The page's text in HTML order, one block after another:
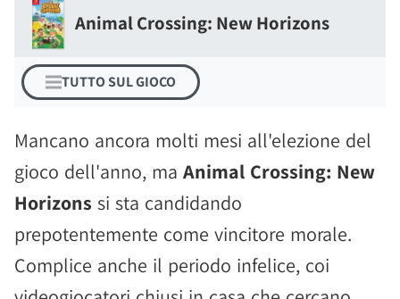
Animal Crossing: New Horizons
TUTTO SUL GIOCO
Mancano ancora molti mesi all'elezione del
gioco dell'anno, ma Animal Crossing: New
Horizons si sta candidando
prepotentemente come vincitore morale.
Complice anche il periodo infelice, coi